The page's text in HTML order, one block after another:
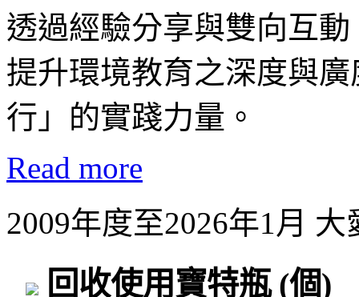
透過經驗分享與雙向互
提升環境教育之深度與
行」的實踐力量。
Read more
2009年度至2026年1月
回收使用寶特瓶 (個)